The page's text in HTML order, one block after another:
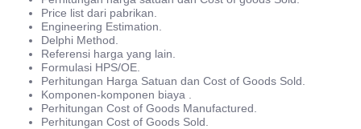
Price list dari pabrikan.
Engineering Estimation.
Delphi Method.
Referensi harga yang lain.
Formulasi HPS/OE.
Perhitungan Harga Satuan dan Cost of Goods Sold.
Komponen-komponen biaya .
Perhitungan Cost of Goods Manufactured.
Perhitungan Cost of Goods Sold.